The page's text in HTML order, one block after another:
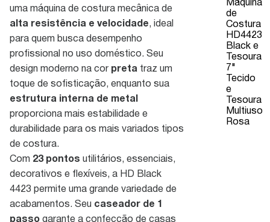
uma máquina de costura mecânica de
alta resistência e velocidade, ideal
para quem busca desempenho
profissional no uso doméstico. Seu
design moderno na cor preta traz um
toque de sofisticação, enquanto sua
estrutura interna de metal
proporciona mais estabilidade e
durabilidade para os mais variados tipos
de costura.
Com 23 pontos utilitários, essenciais,
decorativos e flexíveis, a HD Black
4423 permite uma grande variedade de
acabamentos. Seu caseador de 1
passo garante a confecção de casas